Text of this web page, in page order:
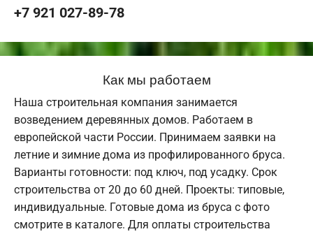
+7 921 027-89-78
Как мы работаем
Наша строительная компания занимается
возведением деревянных домов. Работаем в
европейской части России. Принимаем заявки на
летние и зимние дома из профилированного бруса.
Варианты готовности: под ключ, под усадку. Срок
строительства от 20 до 60 дней. Проекты: типовые,
индивидуальные. Готовые дома из бруса с фото
смотрите в каталоге. Для оплаты строительства